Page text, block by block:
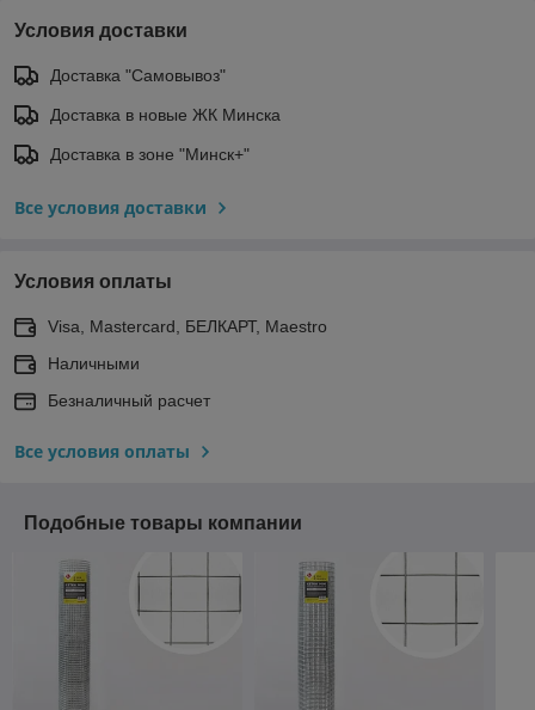
Условия доставки
Доставка "Самовывоз"
Доставка в новые ЖК Минска
Доставка в зоне "Минск+"
Все условия доставки
Условия оплаты
Visa, Mastercard, БЕЛКАРТ, Maestro
Наличными
Безналичный расчет
Все условия оплаты
Подобные товары компании